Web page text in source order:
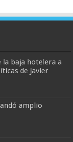
la baja hotelera a
de Javier
amplio